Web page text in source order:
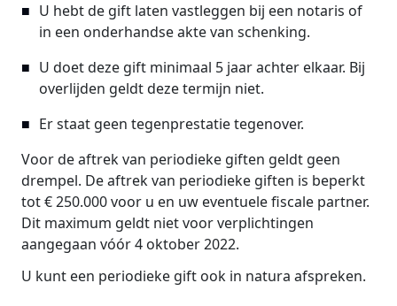
U hebt de gift laten vastleggen bij een notaris of
in een onderhandse akte van schenking.
U doet deze gift minimaal 5 jaar achter elkaar. Bij
overlijden geldt deze termijn niet.
Er staat geen tegenprestatie tegenover.
Voor de aftrek van periodieke giften geldt geen
drempel. De aftrek van periodieke giften is beperkt
tot € 250.000 voor u en uw eventuele fiscale partner.
Dit maximum geldt niet voor verplichtingen
aangegaan vóór 4 oktober 2022.
U kunt een periodieke gift ook in natura afspreken.